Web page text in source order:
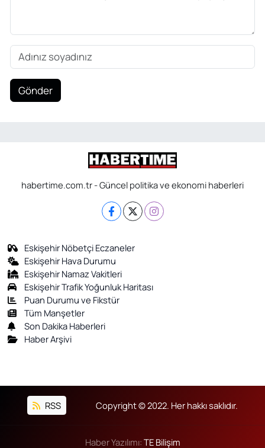
Gönder
habertime.com.tr - Güncel politika ve ekonomi haberleri
Eskişehir Nöbetçi Eczaneler
Eskişehir Hava Durumu
Eskişehir Namaz Vakitleri
Eskişehir Trafik Yoğunluk Haritası
Puan Durumu ve Fikstür
Tüm Manşetler
Son Dakika Haberleri
Haber Arşivi
RSS Copyright © 2022. Her hakkı saklıdır.
Haber Yazılımı: TE Bilişim